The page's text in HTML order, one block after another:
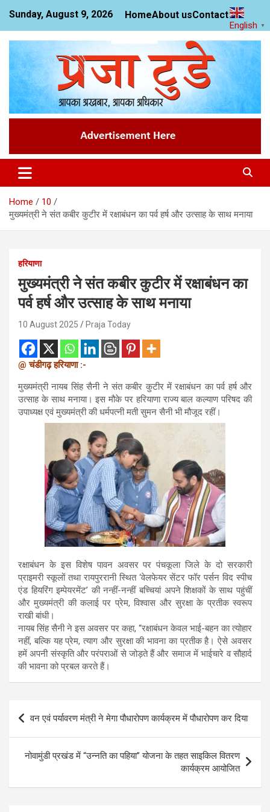
content
Sunday, August 9, 2026 HomeAbout usContact us
Praja Today
News Website
Home
10
मुख्यमंत्री ने संत कबीर कुटीर में रक्षाबंधन का पर्व हर्ष और उत्साह के साथ मनाया
हरियाणा
मुख्यमंत्री ने संत कबीर कुटीर में रक्षाबंधन का
पर्व हर्ष और उत्साह के साथ मनाया
10 August 2025 Praja Today
@ चंडीगढ़ हरियाणा :-
मुख्यमंत्री नायब सिंह सैनी ने संत कबीर कुटीर में रक्षाबंधन का पर्व हर्ष और
उत्साह के साथ मनाया। इस मौके पर हरियाणा राज्य बाल कल्याण परिषद की
उपाध्यक्ष एवं मुख्यमंत्री की धर्मपत्नी मती सुमन सैनी भी मौजूद रहीं।
रक्षाबंधन के इस विशेष पावन अवसर पर पंचकूला जिले के दो सरकारी
प्राइमरी स्कूलों तथा रायपुररानी स्थित ‘वेलफेयर सेंटर फॉर पर्सन विद स्पीच
एंड हियरिंग इम्पेयरमेंट’ की नन्हीं-नन्हीं बच्चियां अपने शिक्षकों के साथ पहुंचीं
और मुख्यमंत्री की कलाई पर प्रेम, विश्वास और सुरक्षा के प्रतीक स्वरूप
राखी बांधी।
नायब सिंह सैनी ने इस अवसर पर कहा, “रक्षाबंधन केवल भाई-बहन का त्योहार
नहीं, बल्कि यह प्रेम, त्याग और सुरक्षा की भावना का प्रतीक है। ऐसे अवसर
हमें अपनी संस्कृति और परंपराओं से जोड़ते हैं और समाज में भाईचारे व सौहार्द
की भावना को प्रबल करते हैं।
Post
navigation
वन एवं पर्यावरण मंत्री ने मेगा पौधारोपण कार्यक्रम में पौधारोपण कर दिया
नोवामुंडी प्रखंड में “उन्नति का पहिया” योजना के तहत साइकिल वितरण
कार्यक्रम आयोजित
English ▼